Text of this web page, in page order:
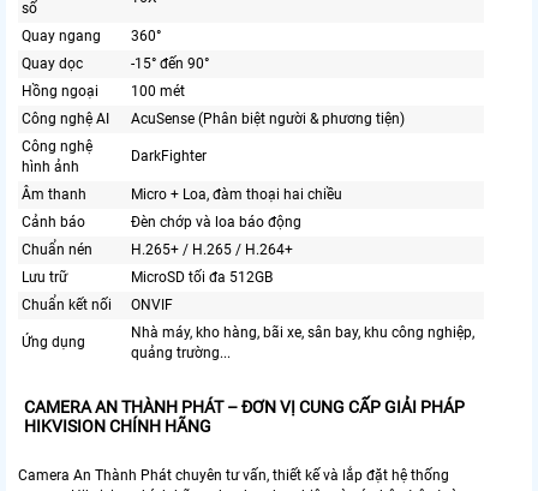
số
Quay ngang
360°
Quay dọc
-15° đến 90°
Hồng ngoại
100 mét
Công nghệ AI
AcuSense (Phân biệt người & phương tiện)
Công nghệ
hình ảnh
DarkFighter
Âm thanh
Micro + Loa, đàm thoại hai chiều
Cảnh báo
Đèn chớp và loa báo động
Chuẩn nén
H.265+ / H.265 / H.264+
Lưu trữ
MicroSD tối đa 512GB
Chuẩn kết nối
ONVIF
Ứng dụng
Nhà máy, kho hàng, bãi xe, sân bay, khu công nghiệp,
quảng trường...
CAMERA AN THÀNH PHÁT – ĐƠN VỊ CUNG CẤP GIẢI PHÁP
HIKVISION CHÍNH HÃNG
Camera An Thành Phát chuyên tư vấn, thiết kế và lắp đặt hệ thống